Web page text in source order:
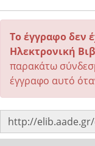
Το έγγραφο δεν
Ηλεκτρονική
παρακάτω
έγγραφο αυτό